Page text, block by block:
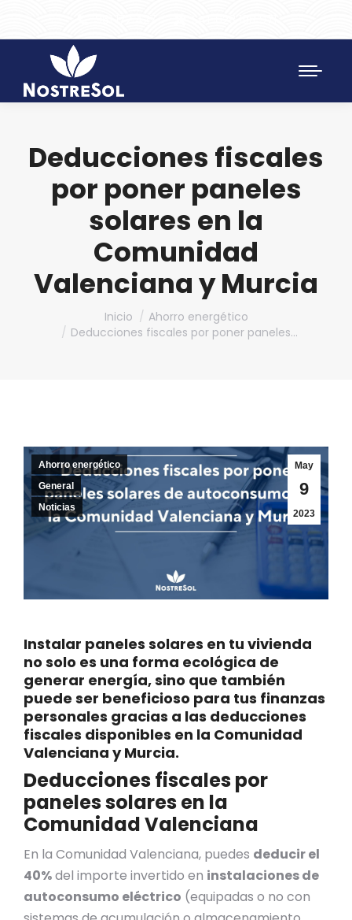
Deducciones fiscales
por poner paneles
solares en la
Comunidad
Valenciana y Murcia
Inicio
Ahorro energético
Deducciones fiscales por poner paneles…
May
9
2023
Ahorro energético
General
Noticias
Instalar paneles solares en tu vivienda
no solo es una forma ecológica de
generar energía, sino que también
puede ser beneficioso para tus finanzas
personales gracias a las deducciones
fiscales disponibles en la Comunidad
Valenciana y Murcia.
Deducciones fiscales por
paneles solares en la
Comunidad Valenciana
En la Comunidad Valenciana, puedes deducir el
40%del importe invertido en instalaciones de
autoconsumo eléctrico (equipadas o no con